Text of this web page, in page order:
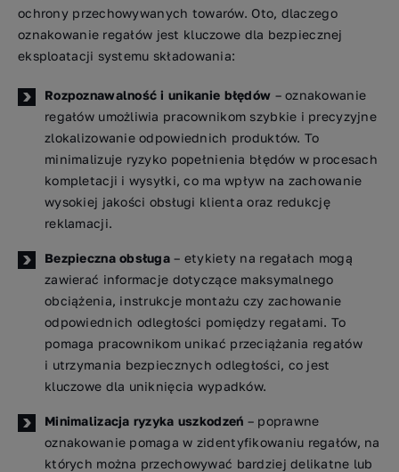
ochrony przechowywanych towarów. Oto, dlaczego
oznakowanie regałów jest kluczowe dla bezpiecznej
eksploatacji systemu składowania:
Rozpoznawalność i unikanie błędów – oznakowanie
regałów umożliwia pracownikom szybkie i precyzyjne
zlokalizowanie odpowiednich produktów. To
minimalizuje ryzyko popełnienia błędów w procesach
kompletacji i wysyłki, co ma wpływ na zachowanie
wysokiej jakości obsługi klienta oraz redukcję
reklamacji.
Bezpieczna obsługa – etykiety na regałach mogą
zawierać informacje dotyczące maksymalnego
obciążenia, instrukcje montażu czy zachowanie
odpowiednich odległości pomiędzy regałami. To
pomaga pracownikom unikać przeciążania regałów
i utrzymania bezpiecznych odległości, co jest
kluczowe dla uniknięcia wypadków.
Minimalizacja ryzyka uszkodzeń – poprawne
oznakowanie pomaga w zidentyfikowaniu regałów, na
których można przechowywać bardziej delikatne lub